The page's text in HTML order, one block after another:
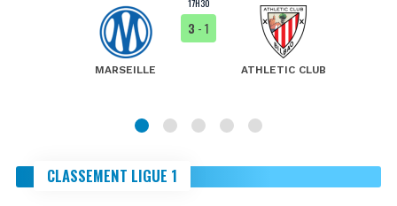
MARSEILLE
3 - 1
ATHLETIC CLUB
CLASSEMENT LIGUE 1